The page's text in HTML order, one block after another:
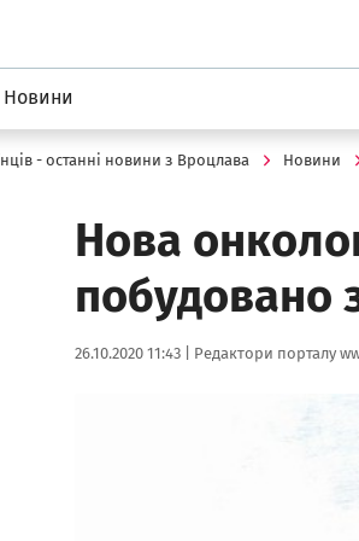
Новини
- останні новини з Вроцлава Новини
Нова
побудовано
Data publikacji:
26.10.2020 11:43 | Autor:
Редактори порталу